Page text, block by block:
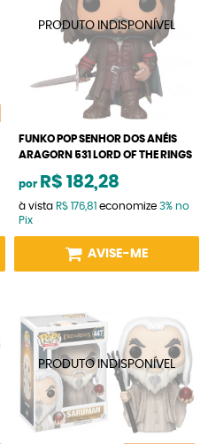
FUNKO POP SENHOR DOS ANÉIS
ARAGORN 531 LORD OF THE RINGS
por R$ 182,28
à vista R$ 176,81 economize 3% no
Pix
AVISE-ME